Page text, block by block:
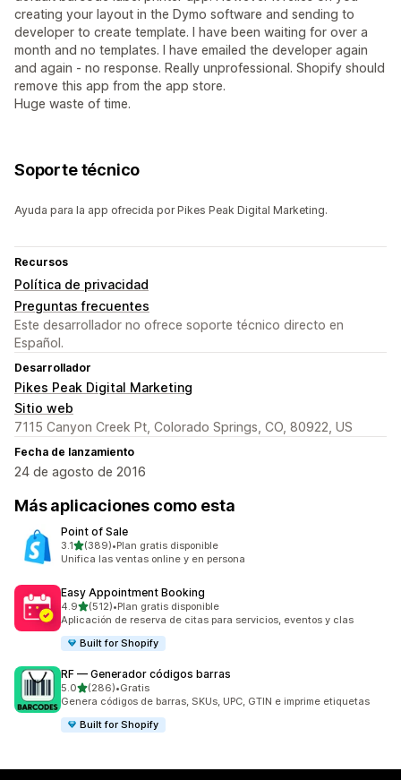
creating your layout in the Dymo software and sending to
developer to create template. I have been waiting for over a
month and no templates. I have emailed the developer again
and again - no response. Really unprofessional. Shopify should
remove this app from the app store.
Huge waste of time.
Soporte técnico
Ayuda para la app ofrecida por Pikes Peak Digital Marketing.
Recursos
Política de privacidad
Preguntas frecuentes
Este desarrollador no ofrece soporte técnico directo en
Español.
Desarrollador
Pikes Peak Digital Marketing
Sitio web
7115 Canyon Creek Pt, Colorado Springs, CO, 80922, US
Fecha de lanzamiento
24 de agosto de 2016
Más aplicaciones como esta
Point of Sale
3.1de 5 estrellas
(389)
389 reseñas en total
•Plan gratis disponible
Unifica las ventas online y en persona
Easy Appointment Booking
4.9de 5 estrellas
(512)
512 reseñas en total
•Plan gratis disponible
Aplicación de reserva de citas para servicios, eventos y clas
Built for Shopify
RF — Generador códigos barras
5.0de 5 estrellas
(286)
286 reseñas en total
•Gratis
Genera códigos de barras, SKUs, UPC, GTIN e imprime etiquetas
Built for Shopify